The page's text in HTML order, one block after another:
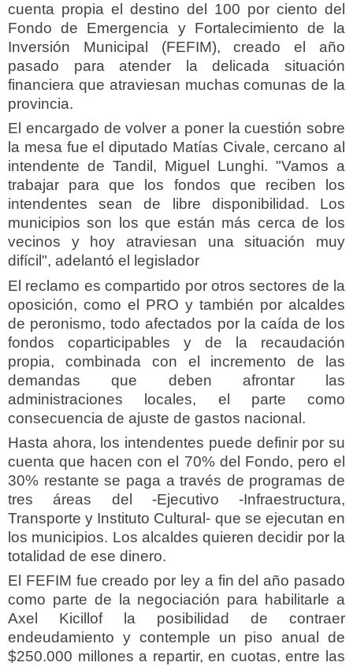
cuenta propia el destino del 100 por ciento del
Fondo de Emergencia y Fortalecimiento de la
Inversión Municipal (FEFIM), creado el año
pasado para atender la delicada situación
financiera que atraviesan muchas comunas de la
provincia.
El encargado de volver a poner la cuestión sobre
la mesa fue el diputado Matías Civale, cercano al
intendente de Tandil, Miguel Lunghi. "Vamos a
trabajar para que los fondos que reciben los
intendentes sean de libre disponibilidad. Los
municipios son los que están más cerca de los
vecinos y hoy atraviesan una situación muy
difícil", adelantó el legislador
El reclamo es compartido por otros sectores de la
oposición, como el PRO y también por alcaldes
de peronismo, todo afectados por la caída de los
fondos coparticipables y de la recaudación
propia, combinada con el incremento de las
demandas que deben afrontar las
administraciones locales, el parte como
consecuencia de ajuste de gastos nacional.
Hasta ahora, los intendentes puede definir por su
cuenta que hacen con el 70% del Fondo, pero el
30% restante se paga a través de programas de
tres áreas del -Ejecutivo -Infraestructura,
Transporte y Instituto Cultural- que se ejecutan en
los municipios. Los alcaldes quieren decidir por la
totalidad de ese dinero.
El FEFIM fue creado por ley a fin del año pasado
como parte de la negociación para habilitarle a
Axel Kicillof la posibilidad de contraer
endeudamiento y contemple un piso anual de
$250.000 millones a repartir, en cuotas, entre las